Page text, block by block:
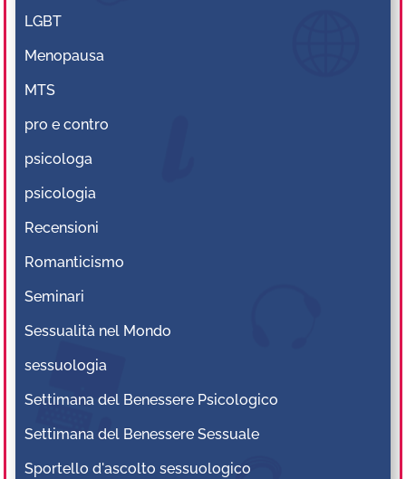
LGBT
Menopausa
MTS
pro e contro
psicologa
psicologia
Recensioni
Romanticismo
Seminari
Sessualità nel Mondo
sessuologia
Settimana del Benessere Psicologico
Settimana del Benessere Sessuale
Sportello d'ascolto sessuologico